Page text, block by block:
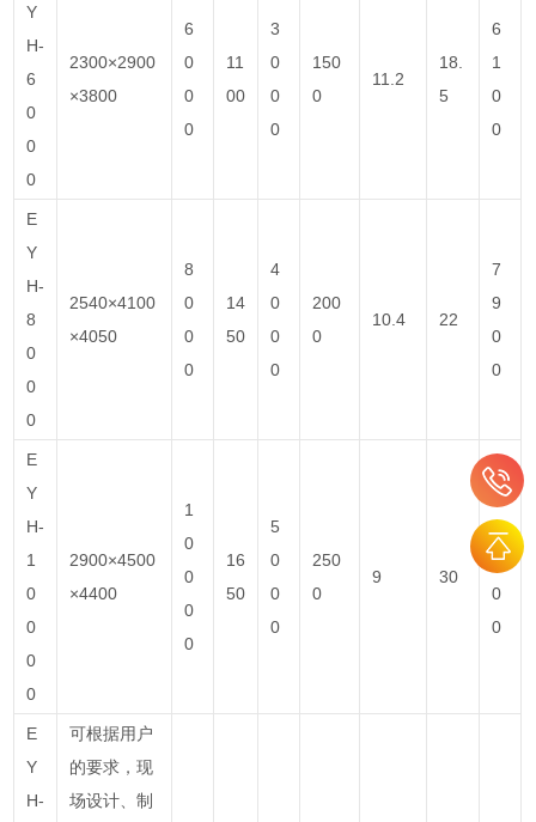
Y
H-
6
0
0
0
2300×2900
×3800
6
0
0
0
11
00
3
0
0
0
150
0
11.2
18.
5
6
1
0
0
E
Y
H-
8
0
0
0
2540×4100
×4050
8
0
0
0
14
50
4
0
0
0
200
0
10.4 22
7
9
0
0
E
Y
H-
1
0
0
0
0
2900×4500
×4400
1
0
0
0
0
16
50
5
0
0
0
250
0
9 30
9
5
0
0
E
Y
H-
可根据用户
的要求，现
场设计、制